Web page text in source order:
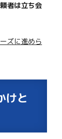
者は立ち会
ズに進めら
けと